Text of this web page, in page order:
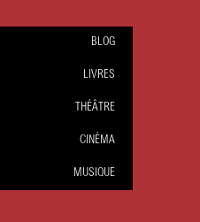
BLOG
LIVRES
THÉÂTRE
CINÉMA
MUSIQUE